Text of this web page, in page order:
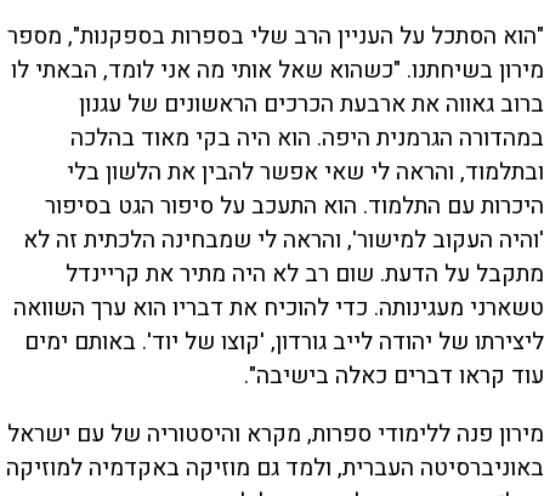
"הוא הסתכל על העניין הרב שלי בספרות בספקנות", מספר
מירון בשיחתנו. "כשהוא שאל אותי מה אני לומד, הבאתי לו
ברוב גאווה את ארבעת הכרכים הראשונים של עגנון
במהדורה הגרמנית היפה. הוא היה בקי מאוד בהלכה
ובתלמוד, והראה לי שאי אפשר להבין את הלשון בלי
היכרות עם התלמוד. הוא התעכב על סיפור הגט בסיפור
'והיה העקוב למישור', והראה לי שמבחינה הלכתית זה לא
מתקבל על הדעת. שום רב לא היה מתיר את קריינדל
טשארני מעגינותה. כדי להוכיח את דבריו הוא ערך השוואה
ליצירתו של יהודה לייב גורדון, 'קוצו של יוד'. באותם ימים
עוד קראו דברים כאלה בישיבה".
מירון פנה ללימודי ספרות, מקרא והיסטוריה של עם ישראל
באוניברסיטה העברית, ולמד גם מוזיקה באקדמיה למוזיקה